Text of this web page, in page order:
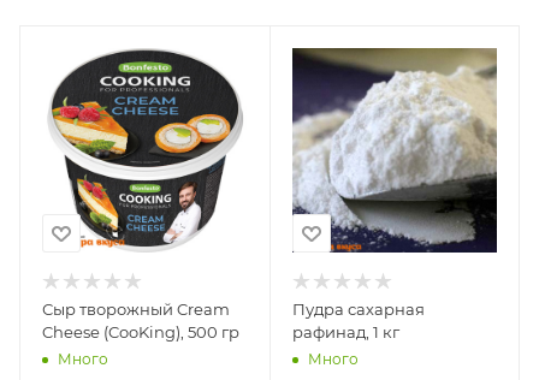
Сыр творожный Cream
Cheese (CooKing), 500 гр
Много
Пудра сахарная
рафинад, 1 кг
Много